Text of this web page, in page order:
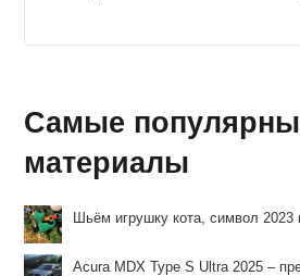
Самые
материалы
Шьём игрушку кота, символ
Acura MDX Type S Ultra 2025 –